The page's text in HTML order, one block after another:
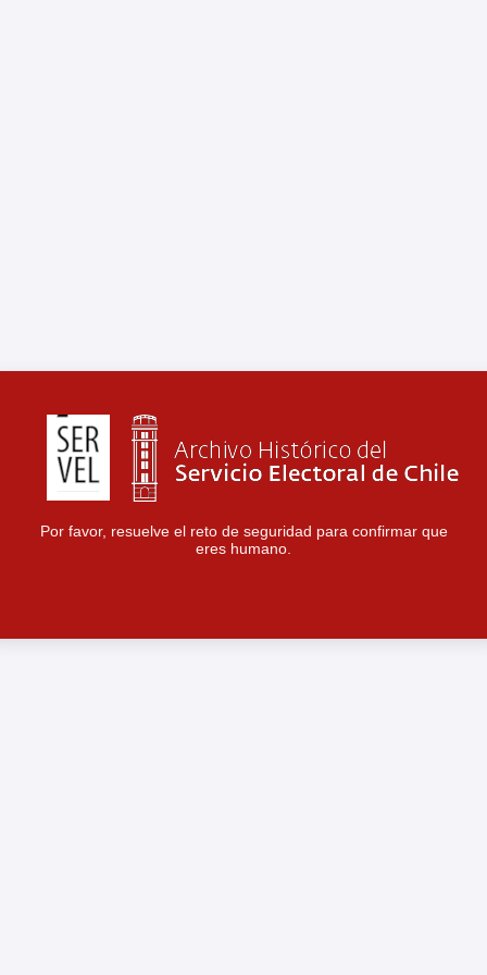
Por favor, resuelve el reto de seguridad para confirmar que
eres humano.